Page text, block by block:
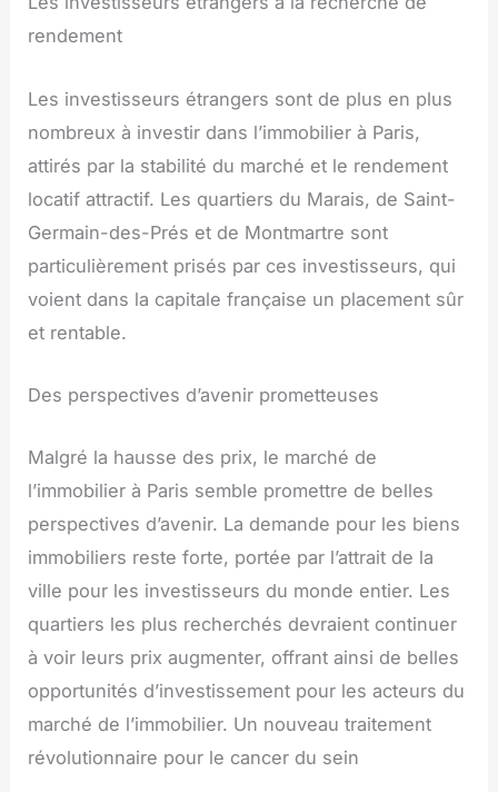
rendement
Les investisseurs étrangers sont de plus en plus
nombreux à investir dans l’immobilier à Paris,
attirés par la stabilité du marché et le rendement
locatif attractif. Les quartiers du Marais, de Saint-
Germain-des-Prés et de Montmartre sont
particulièrement prisés par ces investisseurs, qui
voient dans la capitale française un placement sûr
et rentable.
Des perspectives d’avenir prometteuses
Malgré la hausse des prix, le marché de
l’immobilier à Paris semble promettre de belles
perspectives d’avenir. La demande pour les biens
immobiliers reste forte, portée par l’attrait de la
ville pour les investisseurs du monde entier. Les
quartiers les plus recherchés devraient continuer
à voir leurs prix augmenter, offrant ainsi de belles
opportunités d’investissement pour les acteurs du
marché de l’immobilier. Un nouveau traitement
révolutionnaire pour le cancer du sein